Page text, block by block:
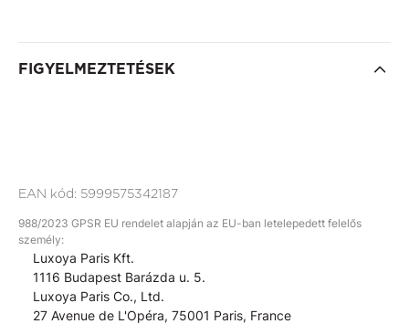
FIGYELMEZTETÉSEK
EAN kód: 5999575342187
988/2023 GPSR EU rendelet alapján az EU-ban letelepedett felelős
személy:
Luxoya Paris Kft.
1116 Budapest Barázda u. 5.
Luxoya Paris Co., Ltd.
27 Avenue de L'Opéra, 75001 Paris, France